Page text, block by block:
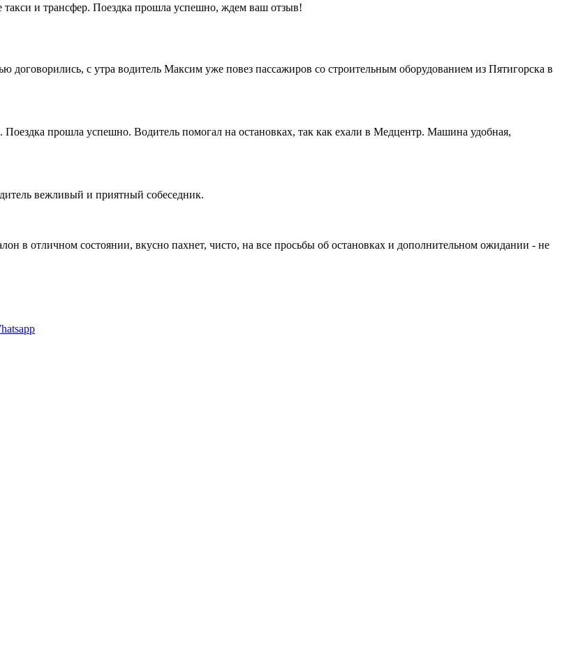
и трансфер. Поездка прошла успешно, ждем ваш отзыв!
с утра водитель Максим уже повез пассажиров со строительным оборудованием из Пятигорска в
прошла успешно. Водитель помогал на остановках, так как ехали в Медцентр. Машина удобная,
вежливый и приятный собеседник.
в отличном состоянии, вкусно пахнет, чисто, на все просьбы об остановках и дополнительном ожидании - не